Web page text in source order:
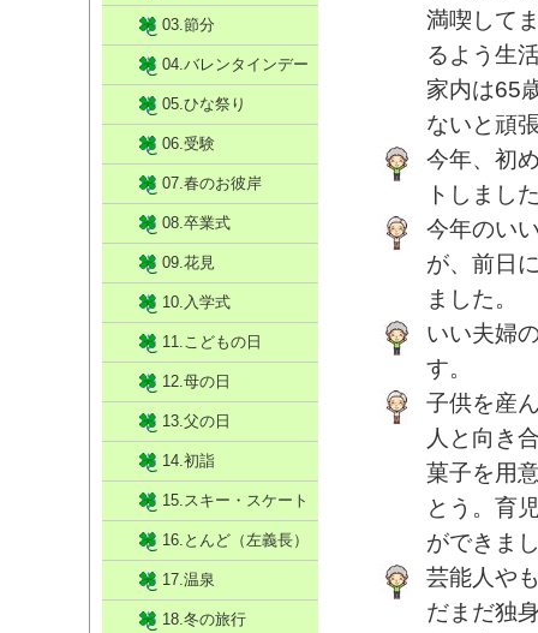
満喫して
るよう生
家内は65
ないと頑
今年、初
トしまし
今年のい
が、前日
ました。
いい夫婦
す。
子供を産
人と向き
菓子を用
とう。育
ができま
芸能人や
だまだ独
03.節分
04.バレンタインデー
05.ひな祭り
06.受験
07.春のお彼岸
08.卒業式
09.花見
10.入学式
11.こどもの日
12.母の日
13.父の日
14.初詣
15.スキー・スケート
16.とんど（左義長）
17.温泉
18.冬の旅行